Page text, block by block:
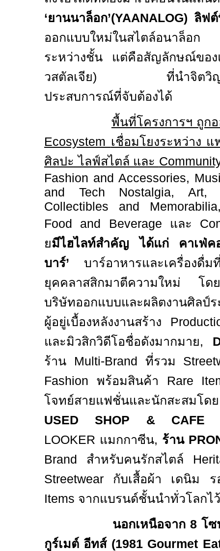
‘ยานนาล็อก’(YAANALOG) ลิฟ
ออกแบบใหม่ในสไตล์อนาล็อ
ระหว่างชั้น แต่คือสัญลักษณ์ขอ
วสตัลเจีย) ที่นำจิตวิญญา
ประสบการณ์ที่จับต้องได้
พื้นที่โครงการฯ ถูก
Ecosystem เชื่อมโยงระหว่าง
ศิลปะ ไลฟ์สไตล์ และ
Fashion and Accessories,
and Tech Nostalgia, Art,
Collectibles and
Food and Beverage และ
ยมีไฮไลท์สำคัญ ได้แก่ คาเฟ่ค
บาร์’ บาร์อาหารและเครื่องดื่ม
ยุคคลาสสิกมาตีความใหม่ โด
บริษัทออกแบบและผลิตงานศิลป์
ผู้อยู่เบื้องหลังงานสร้าง
และมิวสิกวิดีโอชื่อดังมากมาย,
ร้าน Multi-Brand ที่รวม
Fashion พร้อมสินค้า Rare
โจทย์สายแฟชั่นและนักสะสมโดย
USED SHOP & CAFE
LOOKER แมกกาซีน, ร้าน
Brand สำหรับคนรักสไตล์
Streetwear กับเสื้อผ้า เดนิม
Items จากแบรนด์ชั้นนำทั่วโล
นอกเหนือจาก 8 โ
กูร์เมต์ อีทส์ (1981Gourmet